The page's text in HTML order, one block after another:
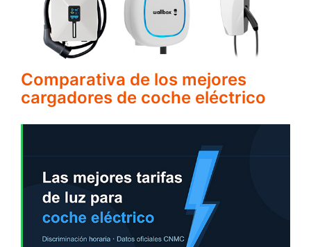
Comparativa de los mejores
cargadores de coche eléctrico